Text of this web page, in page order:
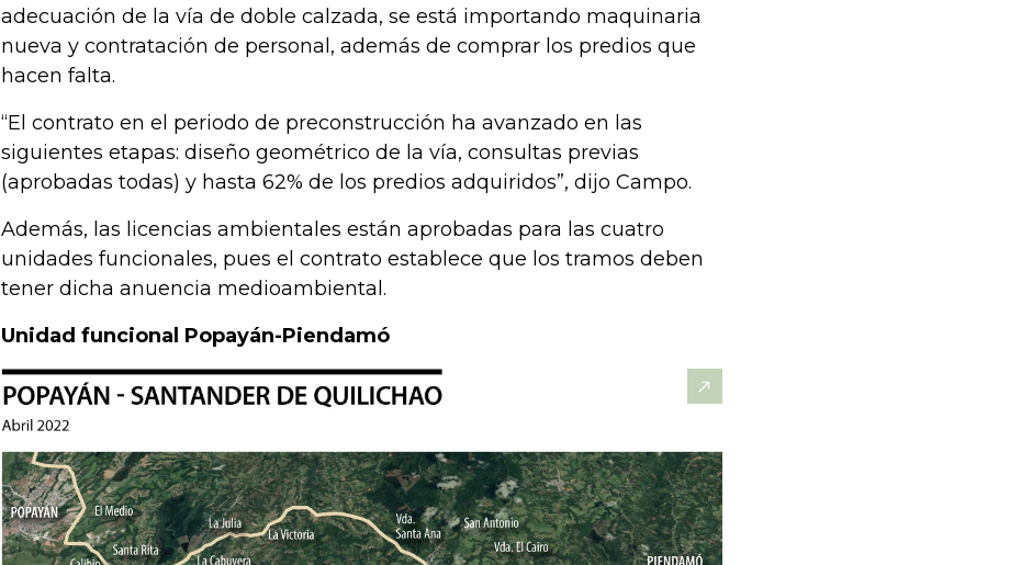
adecuación de la vía de doble calzada, se está importando maquinaria
nueva y contratación de personal, además de comprar los predios que
hacen falta.
“El contrato en el periodo de preconstrucción ha avanzado en las
siguientes etapas: diseño geométrico de la vía, consultas previas
(aprobadas todas) y hasta 62% de los predios adquiridos”, dijo Campo.
Además, las licencias ambientales están aprobadas para las cuatro
unidades funcionales, pues el contrato establece que los tramos deben
tener dicha anuencia medioambiental.
Unidad funcional Popayán-Piendamó